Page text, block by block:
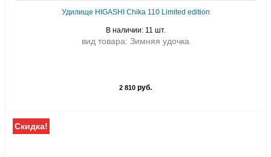
Удилище HIGASHI Chika 110 Limited edition
В наличии: 11 шт.
вид товара: Зимняя удочка
2 810 руб.
Скидка!